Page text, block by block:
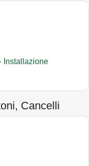
Installazione
Cancelli